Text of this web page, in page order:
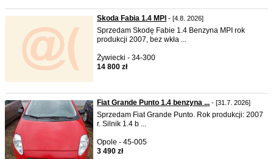
Skoda Fabia 1.4 MPI - [4.8. 2026]
Sprzedam Skodę Fabie 1.4 Benzyna MPI rok
produkcji 2007, bez wkła ...
Żywiecki - 34-300
14 800 zł
Fiat Grande Punto 1.4 benzyna ... - [31.7. 2026]
Sprzedam Fiat Grande Punto. Rok produkcji: 2007
r. Silnik 1.4 b ...
Opole - 45-005
3 490 zł